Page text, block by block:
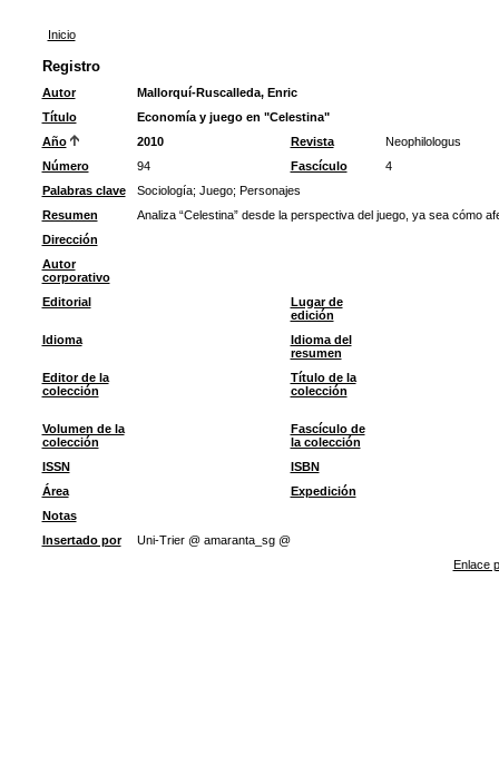
Inicio
Registro
Autor
Mallorquí-Ruscalleda, Enric
Título
Economía y juego en "Celestina"
Año
2010 Revista
Neophilologus
Número
94 Fascículo
4
Palabras clave
Sociología; Juego; Personajes
Resumen
Analiza “Celestina” desde la perspectiva del juego, ya sea cómo
Dirección
Autor
corporativo
Editorial
Lugar de
edición
Idioma
Idioma del
resumen
Editor de la
colección
Título de la
colección
Volumen de la
colección
Fascículo de
la colección
ISSN
ISBN
Área
Expedición
Notas
Insertado por
Uni-Trier @ amaranta_sg @
Enlace